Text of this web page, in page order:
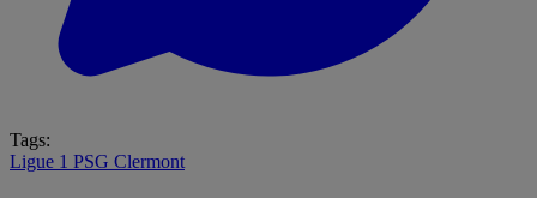
Tags:
Ligue 1 PSG Clermont